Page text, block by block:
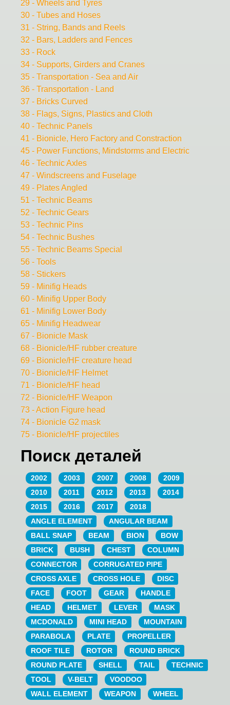
29 - Wheels and Tyres
30 - Tubes and Hoses
31 - String, Bands and Reels
32 - Bars, Ladders and Fences
33 - Rock
34 - Supports, Girders and Cranes
35 - Transportation - Sea and Air
36 - Transportation - Land
37 - Bricks Curved
38 - Flags, Signs, Plastics and Cloth
40 - Technic Panels
41 - Bionicle, Hero Factory and Constraction
45 - Power Functions, Mindstorms and Electric
46 - Technic Axles
47 - Windscreens and Fuselage
49 - Plates Angled
51 - Technic Beams
52 - Technic Gears
53 - Technic Pins
54 - Technic Bushes
55 - Technic Beams Special
56 - Tools
58 - Stickers
59 - Minifig Heads
60 - Minifig Upper Body
61 - Minifig Lower Body
65 - Minifig Headwear
67 - Bionicle Mask
68 - Bionicle/HF rubber creature
69 - Bionicle/HF creature head
70 - Bionicle/HF Helmet
71 - Bionicle/HF head
72 - Bionicle/HF Weapon
73 - Action Figure head
74 - Bionicle G2 mask
75 - Bionicle/HF projectiles
Поиск деталей
2002 2003 2007 2008
2009
2010
2011 2012 2013
2014
2015
2016 2017
2018
ANGLE ELEMENT
ANGULAR BEAM
BALL SNAP
BEAM BION
BOW
BRICK
BUSH CHEST
COLUMN
CONNECTOR
CORRUGATED PIPE
CROSS AXLE
CROSS HOLE
DISC
FACE
FOOT GEAR
HANDLE
HEAD
HELMET LEVER
MASK
MCDONALD
MINI HEAD
MOUNTAIN
PARABOLA
PLATE
PROPELLER
ROOF TILE
ROTOR
ROUND BRICK
ROUND PLATE
SHELL TAIL
TECHNIC
TOOL
V-BELT
VOODOO
WALL ELEMENT
WEAPON WHEEL